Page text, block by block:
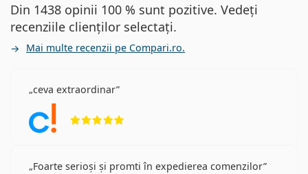
Din 1438 opinii 100 % sunt pozitive. Vedeți
recenziile clienților selectați.
Mai multe recenzii pe Compari.ro.
ceva extraordinar
Foarte serioși și promti în expedierea comenzilor